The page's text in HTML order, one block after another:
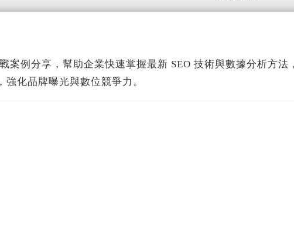
案例分享，幫助企業快速掌握最新 SEO 技術與數據分析方法
化品牌曝光與數位競爭力。